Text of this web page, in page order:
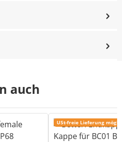
auch
USt-freie Lieferung